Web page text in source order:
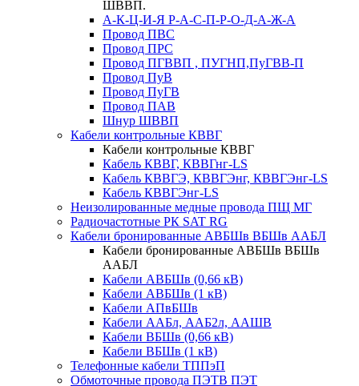
ШВВП.
А-К-Ц-И-Я Р-А-С-П-Р-О-Д-А-Ж-А
Провод ПВС
Провод ПРС
Провод ПГВВП , ПУГНП,ПуГВВ-П
Провод ПуВ
Провод ПуГВ
Провод ПАВ
Шнур ШВВП
Кабели контрольные КВВГ
Кабели контрольные КВВГ
Кабель КВВГ, КВВГнг-LS
Кабель КВВГЭ, КВВГЭнг, КВВГЭнг-LS
Кабель КВВГЭнг-LS
Неизолированные медные провода ПЩ МГ
Радиочастотные РК SAT RG
Кабели бронированные АВБШв ВБШв ААБЛ
Кабели бронированные АВБШв ВБШв
ААБЛ
Кабели АВБШв (0,66 кВ)
Кабели АВБШв (1 кВ)
Кабели АПвБШв
Кабели ААБл, ААБ2л, ААШВ
Кабели ВБШв (0,66 кВ)
Кабели ВБШв (1 кВ)
Телефонные кабели ТППэП
Обмоточные провода ПЭТВ ПЭТ